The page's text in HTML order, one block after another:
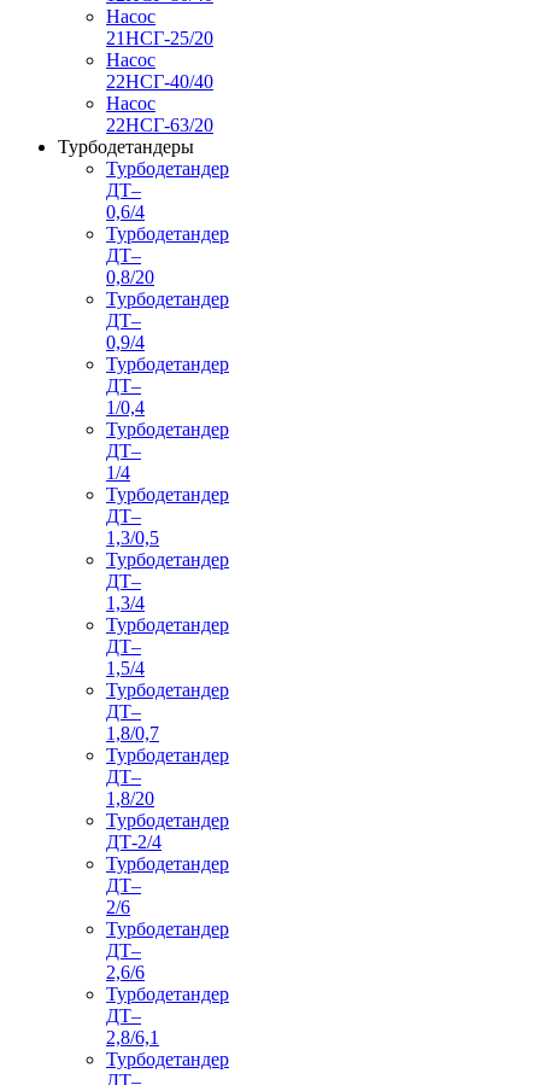
Насос
21НСГ-25/20
Насос
22НСГ-40/40
Насос
22НСГ-63/20
Турбодетандеры
Турбодетандер
ДТ–
0,6/4
Турбодетандер
ДТ–
0,8/20
Турбодетандер
ДТ–
0,9/4
Турбодетандер
ДТ–
1/0,4
Турбодетандер
ДТ–
1/4
Турбодетандер
ДТ–
1,3/0,5
Турбодетандер
ДТ–
1,3/4
Турбодетандер
ДТ–
1,5/4
Турбодетандер
ДТ–
1,8/0,7
Турбодетандер
ДТ–
1,8/20
Турбодетандер
ДТ-2/4
Турбодетандер
ДТ–
2/6
Турбодетандер
ДТ–
2,6/6
Турбодетандер
ДТ–
2,8/6,1
Турбодетандер
ДТ–